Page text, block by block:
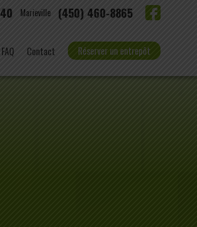
Marieville (450) 460-8865
FAQ Contact Réserver un entrepôt